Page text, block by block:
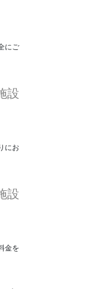
にご
設
にお
設
金を